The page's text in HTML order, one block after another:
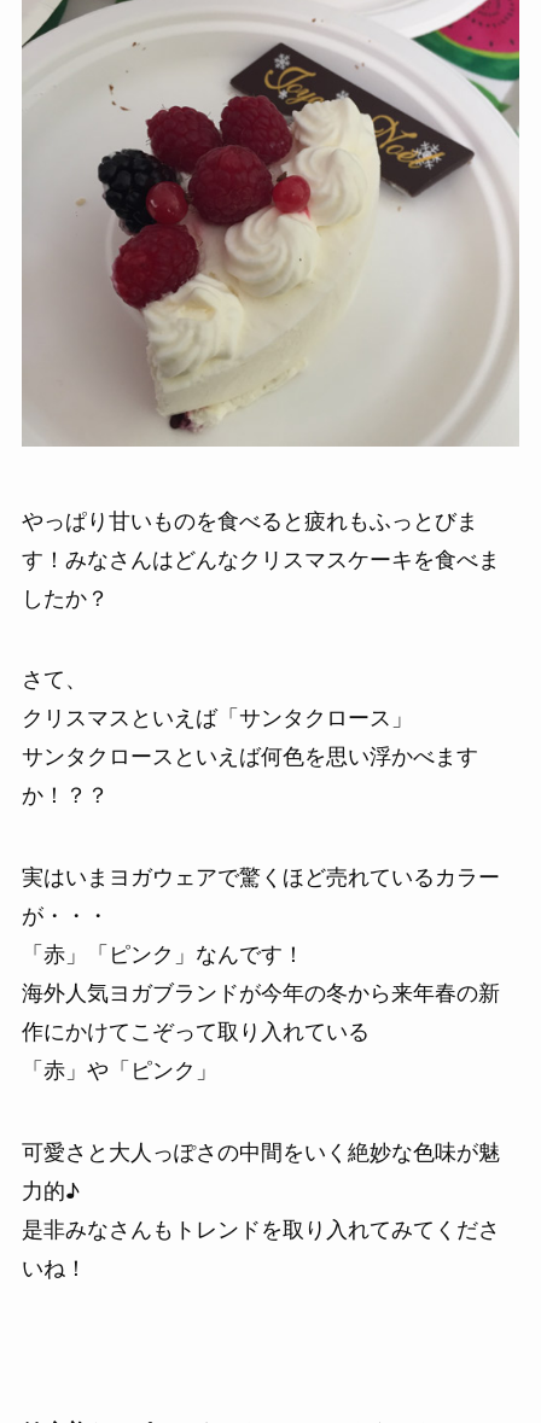
やっぱり甘いものを食べると疲れもふっとびま
す！みなさんはどんなクリスマスケーキを食べま
したか？
さて、
クリスマスといえば「サンタクロース」
サンタクロースといえば何色を思い浮かべます
か！？？
実はいまヨガウェアで驚くほど売れているカラー
が・・・
「赤」「ピンク」なんです！
海外人気ヨガブランドが今年の冬から来年春の新
作にかけてこぞって取り入れている
「赤」や「ピンク」
可愛さと大人っぽさの中間をいく絶妙な色味が魅
力的♪
是非みなさんもトレンドを取り入れてみてくださ
いね！